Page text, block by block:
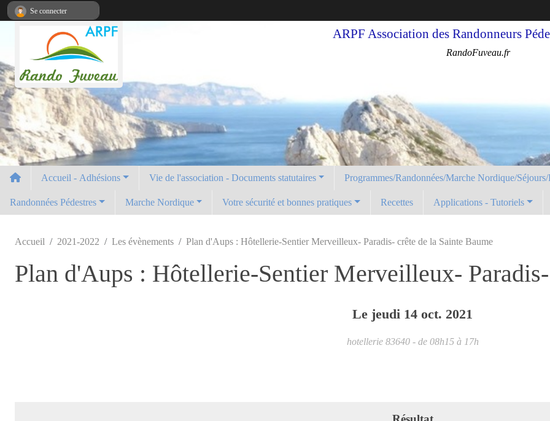
ARPF Association des Randonneurs
RandoFuveau.fr
Accueil - Adhésions Vie de l'association - Documents statutaires Programmes/Randonnées/Marche Nordique/
Randonnées Pédestres Marche Nordique Votre sécurité et bonnes pratiques Recettes Applications - Tutoriels
Accueil 2021-2022 Les évènements Plan d'Aups : Hôtellerie-Sentier Merveilleux- Paradis- crête de la Sainte Baume
Plan d'Aups : Hôtellerie-Sentier Merveilleux-
Le jeudi 14 oct. 2021
hotellerie 83640 - de 08h15 à 17h
Se connecter
Panneau de gestion des cookies